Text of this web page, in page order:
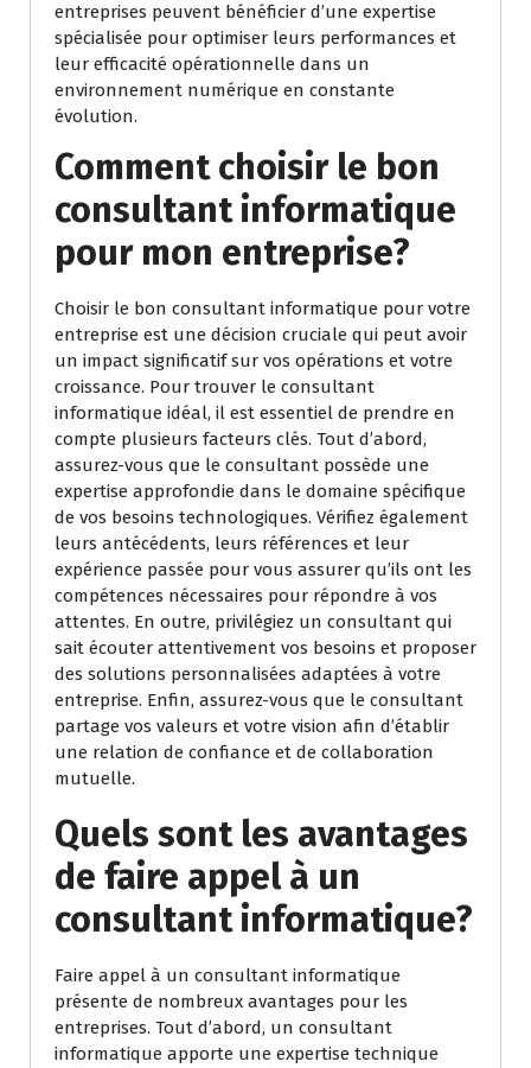
entreprises peuvent bénéficier d’une expertise
spécialisée pour optimiser leurs performances et
leur efficacité opérationnelle dans un
environnement numérique en constante
évolution.
Comment choisir le bon
consultant informatique
pour mon entreprise?
Choisir le bon consultant informatique pour votre
entreprise est une décision cruciale qui peut avoir
un impact significatif sur vos opérations et votre
croissance. Pour trouver le consultant
informatique idéal, il est essentiel de prendre en
compte plusieurs facteurs clés. Tout d’abord,
assurez-vous que le consultant possède une
expertise approfondie dans le domaine spécifique
de vos besoins technologiques. Vérifiez également
leurs antécédents, leurs références et leur
expérience passée pour vous assurer qu’ils ont les
compétences nécessaires pour répondre à vos
attentes. En outre, privilégiez un consultant qui
sait écouter attentivement vos besoins et proposer
des solutions personnalisées adaptées à votre
entreprise. Enfin, assurez-vous que le consultant
partage vos valeurs et votre vision afin d’établir
une relation de confiance et de collaboration
mutuelle.
Quels sont les avantages
de faire appel à un
consultant informatique?
Faire appel à un consultant informatique
présente de nombreux avantages pour les
entreprises. Tout d’abord, un consultant
informatique apporte une expertise technique